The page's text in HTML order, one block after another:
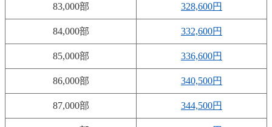
83,000部 328,600円
84,000部 332,600円
85,000部 336,600円
86,000部 340,500円
87,000部 344,500円